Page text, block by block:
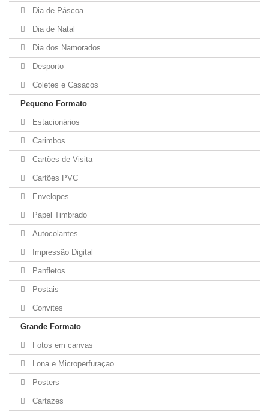
Dia de Páscoa
Dia de Natal
Dia dos Namorados
Desporto
Coletes e Casacos
Pequeno Formato
Estacionários
Carimbos
Cartões de Visita
Cartões PVC
Envelopes
Papel Timbrado
Autocolantes
Impressão Digital
Panfletos
Postais
Convites
Grande Formato
Fotos em canvas
Lona e Microperfuraçao
Posters
Cartazes